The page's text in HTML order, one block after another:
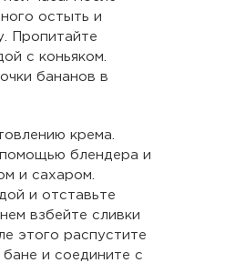
остыть и
Пропитайте
с коньяком.
бананов в
крема.
помощью блендера и
и сахаром.
и отставьте
взбейте сливки
этого распустите
и соедините с